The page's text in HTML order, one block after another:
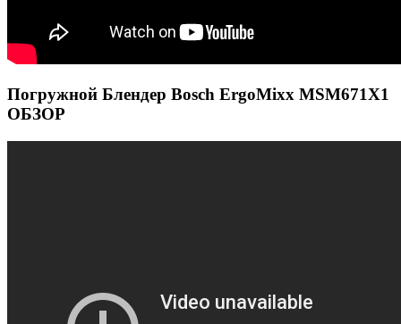
Погружной Блендер Bosch ErgoMixx MSM671X1
ОБЗОР